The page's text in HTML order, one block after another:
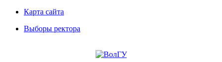
Карта сайта
Выборы ректора